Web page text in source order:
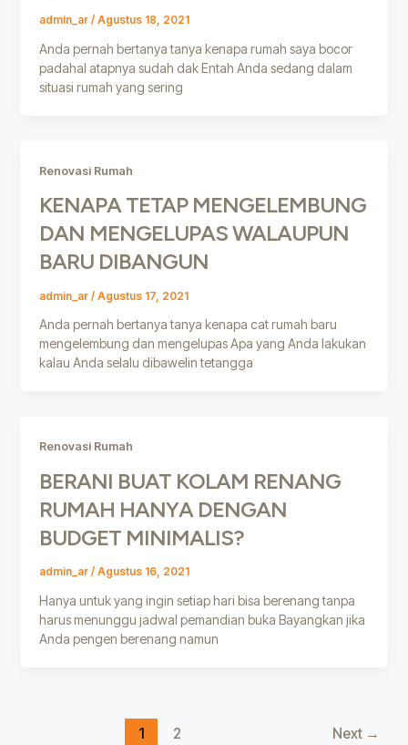
admin_ar / Agustus 18, 2021
Anda pernah bertanya tanya kenapa rumah saya bocor
padahal atapnya sudah dak Entah Anda sedang dalam
situasi rumah yang sering
Renovasi Rumah
KENAPA TETAP MENGELEMBUNG
DAN MENGELUPAS WALAUPUN
BARU DIBANGUN
admin_ar / Agustus 17, 2021
Anda pernah bertanya tanya kenapa cat rumah baru
mengelembung dan mengelupas Apa yang Anda lakukan
kalau Anda selalu dibawelin tetangga
Renovasi Rumah
BERANI BUAT KOLAM RENANG
RUMAH HANYA DENGAN
BUDGET MINIMALIS?
admin_ar / Agustus 16, 2021
Hanya untuk yang ingin setiap hari bisa berenang tanpa
harus menunggu jadwal pemandian buka Bayangkan jika
Anda pengen berenang namun
1 2 Next →